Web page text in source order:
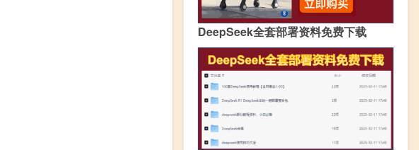
DeepSeek全套部署资料免费下载